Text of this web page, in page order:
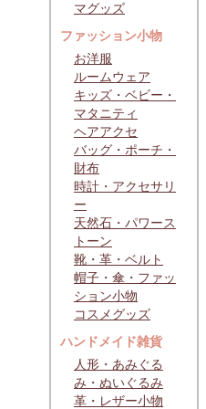
マグッズ
ファッション小物
お洋服
ルームウェア
キッズ・ベビー・
マタニティ
ヘアアクセ
バッグ・ポーチ・
財布
時計・アクセサリ
ー
天然石・パワース
トーン
靴・革・ベルト
帽子・傘・ファッ
ション小物
コスメグッズ
ハンドメイド雑貨
人形・あみぐる
み・ぬいぐるみ
革・レザー小物